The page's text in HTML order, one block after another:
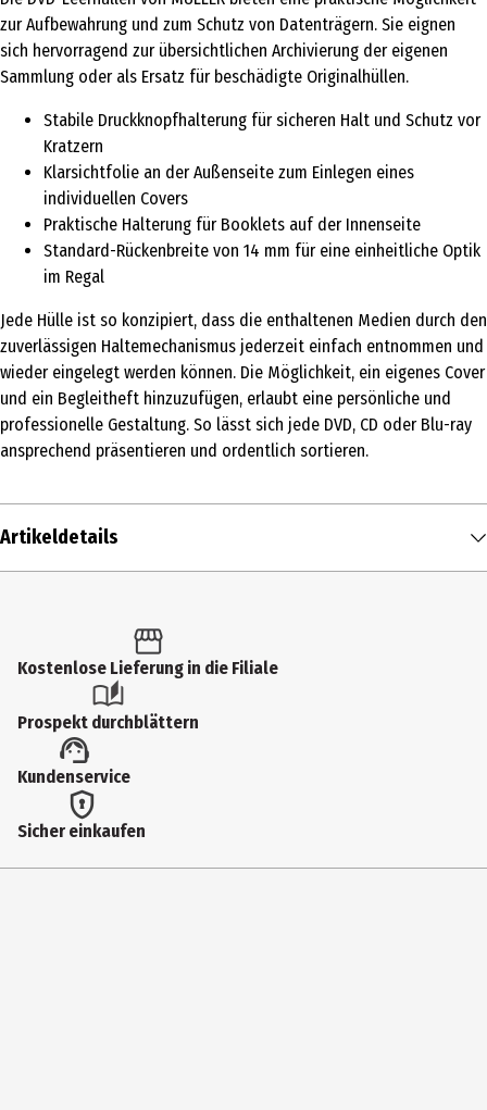
zur Aufbewahrung und zum Schutz von Datenträgern. Sie eignen
sich hervorragend zur übersichtlichen Archivierung der eigenen
Sammlung oder als Ersatz für beschädigte Originalhüllen.
Stabile Druckknopfhalterung für sicheren Halt und Schutz vor
Kratzern
Klarsichtfolie an der Außenseite zum Einlegen eines
individuellen Covers
Praktische Halterung für Booklets auf der Innenseite
Standard-Rückenbreite von 14 mm für eine einheitliche Optik
im Regal
Jede Hülle ist so konzipiert, dass die enthaltenen Medien durch den
zuverlässigen Haltemechanismus jederzeit einfach entnommen und
wieder eingelegt werden können. Die Möglichkeit, ein eigenes Cover
und ein Begleitheft hinzuzufügen, erlaubt eine persönliche und
professionelle Gestaltung. So lässt sich jede DVD, CD oder Blu-ray
ansprechend präsentieren und ordentlich sortieren.
Artikeldetails
Produkttyp
Aufbewahrung für Speichermedien
7 cm
Kostenlose Lieferung in die Filiale
Prospekt durchblättern
Kundenservice
Sicher einkaufen